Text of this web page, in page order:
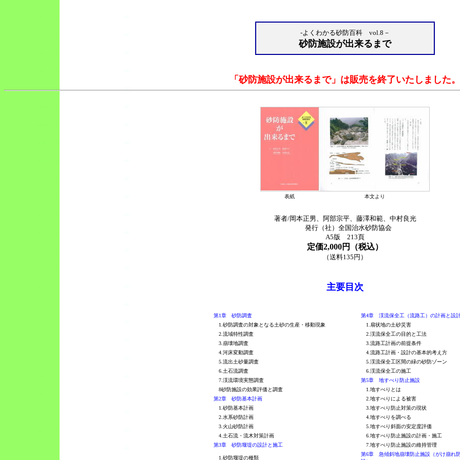
-よくわかる砂防百科 vol.8－
砂防施設が出来るまで
「砂防施設が出来るまで」は販売を終了いたしました。
表紙 本文より
著者/岡本正男、阿部宗平、藤澤和範、中村良光
発行（社）全国治水砂防協会
A5版 213頁
定価2,000円（税込）
（送料135円）
主要目次
第1章 砂防調査
第4章 渓流保全工（流路工）の計画と設
1.砂防調査の対象となる土砂の生産・移動現象
1.扇状地の土砂災害
2.流域特性調査
2.渓流保全工の目的と工法
3.崩壊地調査
3.流路工計画の前提条件
4.河床変動調査
4.流路工計画・設計の基本的考え方
5.流出土砂量調査
5.渓流保全工区間の緑の砂防ゾーン
6.土石流調査
6.渓流保全工の施工
7.渓流環境実態調査
第5章 地すべり防止施設
8砂防施設の効果評価と調査
1.地すべりとは
第2章 砂防基本計画
2.地すべりによる被害
1.砂防基本計画
3.地すべり防止対策の現状
2.水系砂防計画
4.地すべりを調べる
3.火山砂防計画
5.地すべり斜面の安定度評価
4.土石流・流木対策計画
6.地すべり防止施設の計画・施工
第3章 砂防堰堤の設計と施工
7.地すべり防止施設の維持管理
1.砂防堰堤の種類
第6章 急傾斜地崩壊防止施設（がけ崩れ